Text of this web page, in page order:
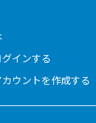
グインする
カウントを作成する